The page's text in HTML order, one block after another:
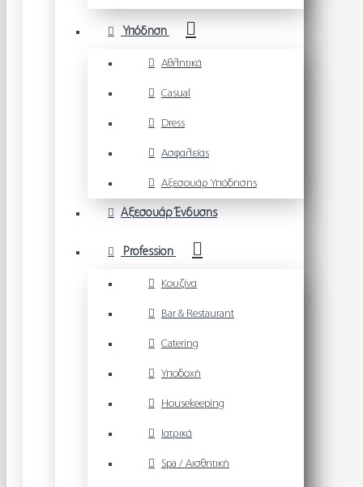
Υπόδηση
Αθλητικά
Casual
Dress
Ασφαλείας
Αξεσουάρ Υπόδησης
Αξεσουάρ Ένδυσης
Profession
Κουζίνα
Bar & Restaurant
Catering
Υποδοχή
Housekeeping
Ιατρικά
Spa / Αισθητική